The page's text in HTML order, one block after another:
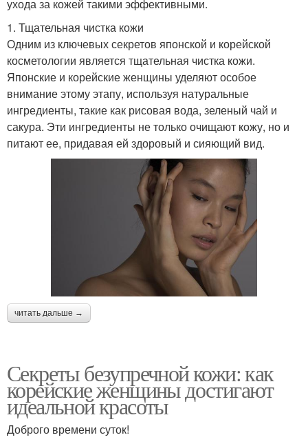
ухода за кожей такими эффективными.
1. Тщательная чистка кожи
Одним из ключевых секретов японской и корейской
косметологии является тщательная чистка кожи.
Японские и корейские женщины уделяют особое
внимание этому этапу, используя натуральные
ингредиенты, такие как рисовая вода, зеленый чай и
сакура. Эти ингредиенты не только очищают кожу, но и
питают ее, придавая ей здоровый и сияющий вид.
читать дальше →
Секреты безупречной кожи: как
корейские женщины достигают
идеальной красоты
Доброго времени суток!